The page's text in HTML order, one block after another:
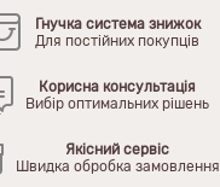
Гнучка система знижок
Для постійних покупців
Корисна консультація
Вибір оптимальних рішень
Якісний сервіс
Швидка обробка замовлення